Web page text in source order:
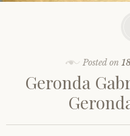
Posted on
Geronda